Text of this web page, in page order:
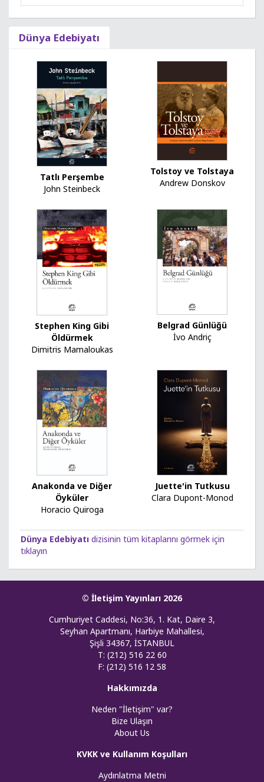
Dünya Edebiyatı
Tatlı Perşembe
John Steinbeck
Tolstoy ve Tolstaya
Andrew Donskov
Stephen King Gibi
Öldürmek
Dimitris Mamaloukas
Belgrad Günlüğü
İvo Andriç
Anakonda ve Diğer
Öyküler
Horacio Quiroga
Juette'in Tutkusu
Clara Dupont-Monod
Dünya Edebiyatı dizisinin tüm kitaplarını görmek için
tıklayın
© İletişim Yayınları 2026
Cumhuriyet Caddesi, No:36, 1. Kat, Daire 3,
Seyhan Apartmanı, Harbiye Mahallesi,
Şişli 34367, İSTANBUL
T: (212) 516 22 60
F: (212) 516 12 58
Hakkımızda
Neden "İletişim" var?
Bize Ulaşın
About Us
KVKK ve Kullanım Koşulları
Aydınlatma Metni